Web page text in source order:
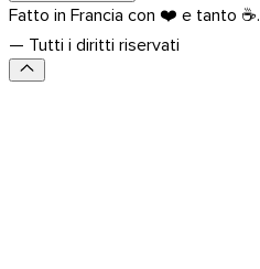
Fatto in Francia con ❤️ e tanto ☕.
— Tutti i diritti riservati